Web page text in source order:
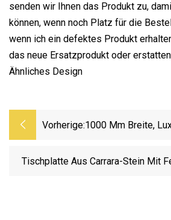
senden wir Ihnen das Produkt zu,
können, wenn noch Platz für die
wenn ich ein defektes Produkt
das neue Ersatzprodukt oder
Ähnliches Design
Vorherige:1000 Mm Breite,
Tischplatte Aus Carrara-Stein Mit